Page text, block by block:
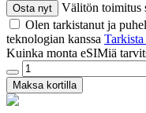
Osta nyt
Välitön toimitus
Olen tarkistanut ja
teknologian kanssa Tarkista
Kuinka monta eSIMiä
Maksa kortilla